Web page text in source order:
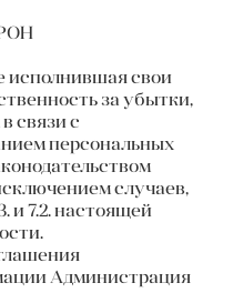
исполнившая свои
за убытки,
связи с
персональных
случаев,
и 7.2. настоящей
Администрация